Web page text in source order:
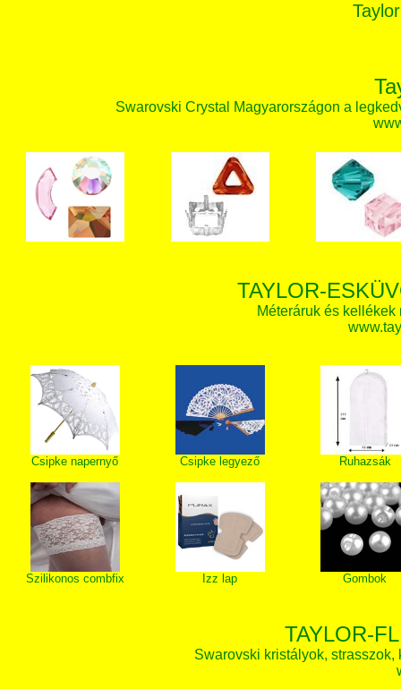
Swarovski Crystal Magyarországon a
TAYLOR-
Méteráruk és
Csipke napernyő Csipke legyező Ruhazsák
Szilikonos combfix Izz lap Gombok
TAYLOR-
Swarovski kristályok,